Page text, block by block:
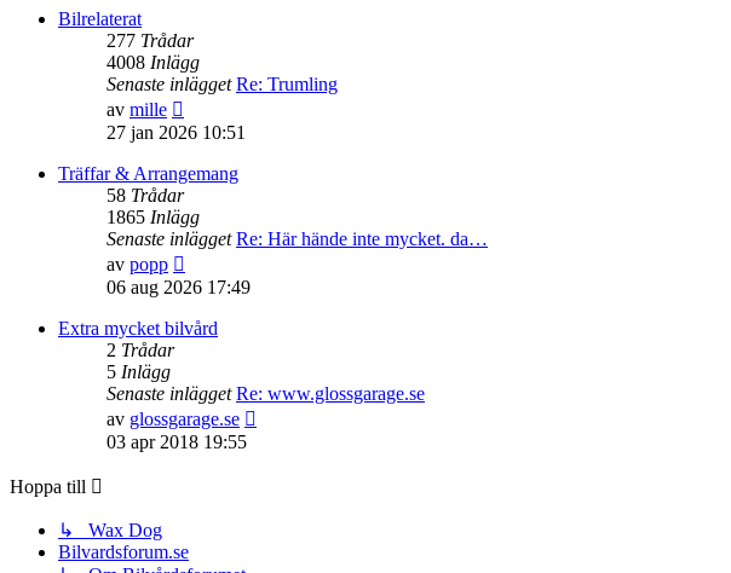
Bilrelaterat
277 Trådar
4008 Inlägg
Senaste inlägget Re: Trumling
av mille
till
senaste
inlägget
27 jan 2026 10:51
Träffar & Arrangemang
58 Trådar
1865 Inlägg
Senaste inlägget Re: Här hände inte mycket. da…
av popp
till
senaste
06 aug 2026 17:49
Extra mycket bilvård
2 Trådar
5 Inlägg
Senaste inlägget Re: www.glossgarage.se
av glossgarage.se
03 apr 2018 19:55
Hoppa till
↳ Wax Dog
Bilvardsforum.se